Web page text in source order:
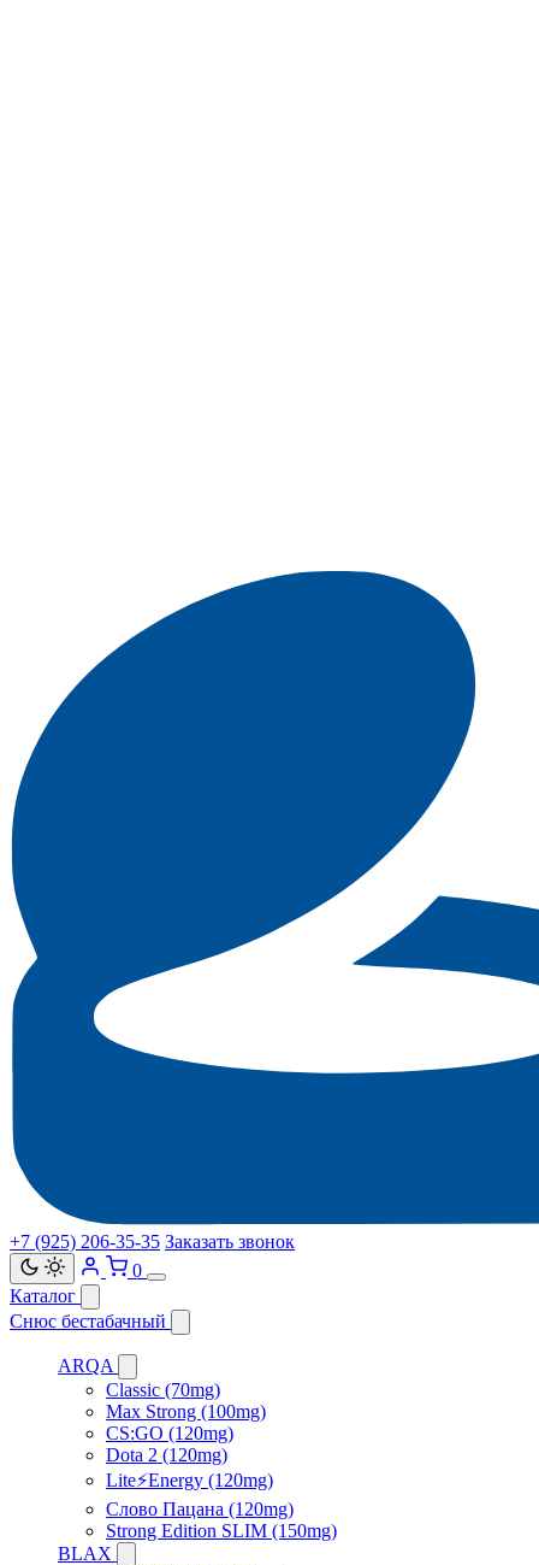
+7 (925) 206‑35‑35 Заказать звонок
0
Каталог
Снюс бестабачный
ARQA
Classic (70mg)
Max Strong (100mg)
CS:GO (120mg)
Dota 2 (120mg)
Lite⚡Energy (120mg)
Слово Пацана (120mg)
Strong Edition SLIM (150mg)
BLAX